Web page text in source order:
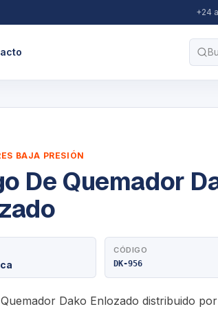
+24
BAJA PRESIÓN
De Quemador
CÓDIGO
DK-956
Dako Enlozado distribuido